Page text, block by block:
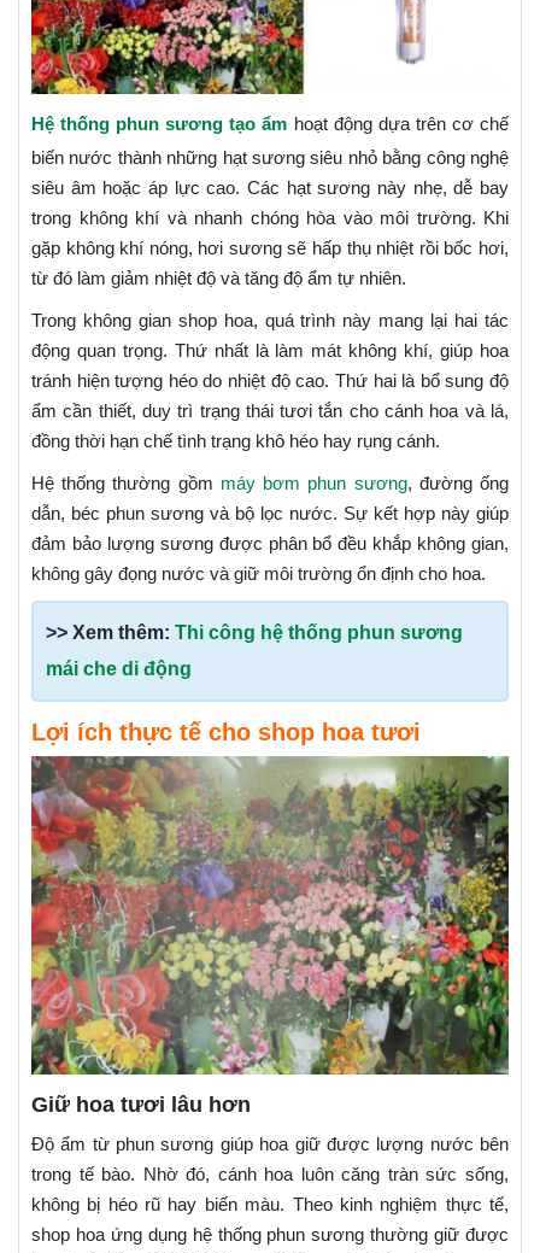
Hệ thống phun sương tạo ẩm hoạt động dựa trên cơ chế
biến nước thành những hạt sương siêu nhỏ bằng công nghệ
siêu âm hoặc áp lực cao. Các hạt sương này nhẹ, dễ bay
trong không khí và nhanh chóng hòa vào môi trường. Khi
gặp không khí nóng, hơi sương sẽ hấp thụ nhiệt rồi bốc hơi,
từ đó làm giảm nhiệt độ và tăng độ ẩm tự nhiên.
Trong không gian shop hoa, quá trình này mang lại hai tác
động quan trọng. Thứ nhất là làm mát không khí, giúp hoa
tránh hiện tượng héo do nhiệt độ cao. Thứ hai là bổ sung độ
ẩm cần thiết, duy trì trạng thái tươi tắn cho cánh hoa và lá,
đồng thời hạn chế tình trạng khô héo hay rụng cánh.
Hệ thống thường gồm máy bơm phun sương, đường ống
dẫn, béc phun sương và bộ lọc nước. Sự kết hợp này giúp
đảm bảo lượng sương được phân bổ đều khắp không gian,
không gây đọng nước và giữ môi trường ổn định cho hoa.
>> Xem thêm: Thi công hệ thống phun sương
mái che di động
Lợi ích thực tế cho shop hoa tươi
Giữ hoa tươi lâu hơn
Độ ẩm từ phun sương giúp hoa giữ được lượng nước bên
trong tế bào. Nhờ đó, cánh hoa luôn căng tràn sức sống,
không bị héo rũ hay biến màu. Theo kinh nghiệm thực tế,
shop hoa ứng dụng hệ thống phun sương thường giữ được